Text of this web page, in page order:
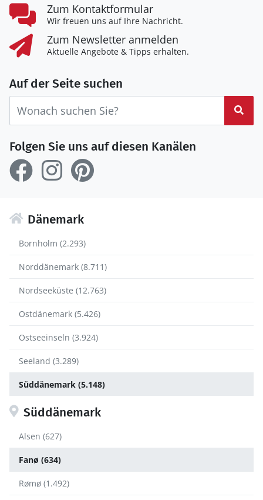
Zum Kontaktformular
Wir freuen uns auf Ihre Nachricht.
Zum Newsletter anmelden
Aktuelle Angebote & Tipps erhalten.
Auf der Seite suchen
Folgen Sie uns auf diesen Kanälen
Dänemark
Bornholm (2.293)
Norddänemark (8.711)
Nordseeküste (12.763)
Ostdänemark (5.426)
Ostseeinseln (3.924)
Seeland (3.289)
Süddänemark (5.148)
Süddänemark
Alsen (627)
Fanø (634)
Rømø (1.492)